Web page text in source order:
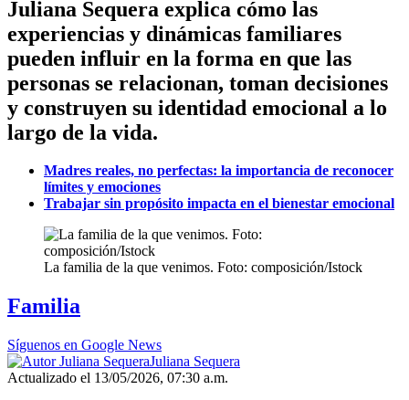
Juliana Sequera explica cómo las
experiencias y dinámicas familiares
pueden influir en la forma en que las
personas se relacionan, toman decisiones
y construyen su identidad emocional a lo
largo de la vida.
Madres reales, no perfectas: la importancia de reconocer
límites y emociones
Trabajar sin propósito impacta en el bienestar emocional
La familia de la que venimos. Foto: composición/Istock
Familia
Síguenos en Google News
Juliana Sequera
Actualizado el 13/05/2026, 07:30 a.m.